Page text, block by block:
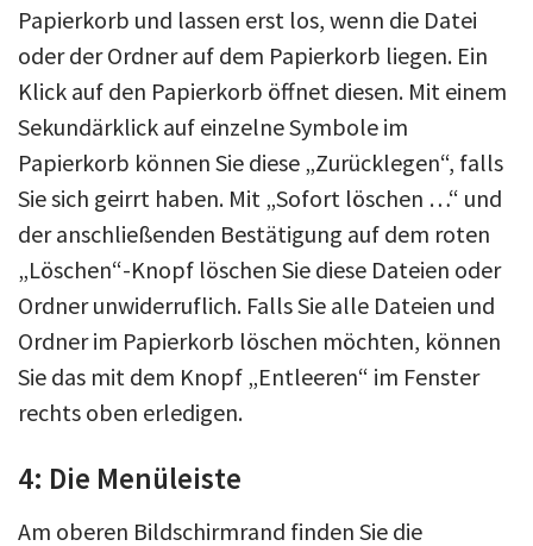
Papierkorb und lassen erst los, wenn die Datei
oder der Ordner auf dem Papierkorb liegen. Ein
Klick auf den Papierkorb öffnet diesen. Mit einem
Sekundärklick auf einzelne Symbole im
Papierkorb können Sie diese „Zurücklegen“, falls
Sie sich geirrt haben. Mit „Sofort löschen …“ und
der anschließenden Bestätigung auf dem roten
„Löschen“-Knopf löschen Sie diese Dateien oder
Ordner unwiderruflich. Falls Sie alle Dateien und
Ordner im Papierkorb löschen möchten, können
Sie das mit dem Knopf „Entleeren“ im Fenster
rechts oben erledigen.
4: Die Menüleiste
Am oberen Bildschirmrand finden Sie die